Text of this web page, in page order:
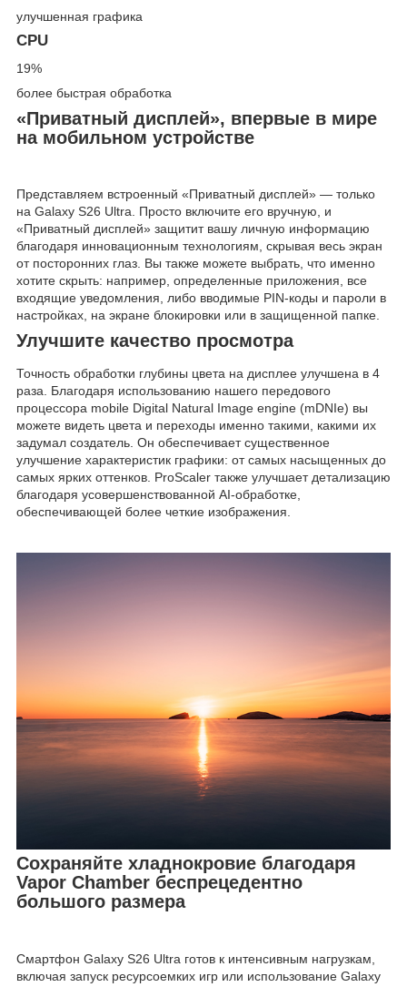
улучшенная графика
CPU
19%
более быстрая обработка
«Приватный дисплей», впервые в мире
на мобильном устройстве
Представляем встроенный «Приватный дисплей» — только
на Galaxy S26 Ultra. Просто включите его вручную, и
«Приватный дисплей» защитит вашу личную информацию
благодаря инновационным технологиям, скрывая весь экран
от посторонних глаз. Вы также можете выбрать, что именно
хотите скрыть: например, определенные приложения, все
входящие уведомления, либо вводимые PIN-коды и пароли в
настройках, на экране блокировки или в защищенной папке.
Улучшите качество просмотра
Точность обработки глубины цвета на дисплее улучшена в 4
раза. Благодаря использованию нашего передового
процессора mobile Digital Natural Image engine (mDNIe) вы
можете видеть цвета и переходы именно такими, какими их
задумал создатель. Он обеспечивает существенное
улучшение характеристик графики: от самых насыщенных до
самых ярких оттенков. ProScaler также улучшает детализацию
благодаря усовершенствованной AI-обработке,
обеспечивающей более четкие изображения.
Сохраняйте хладнокровие благодаря
Vapor Chamber беспрецедентно
большого размера
Смартфон Galaxy S26 Ultra готов к интенсивным нагрузкам,
включая запуск ресурсоемких игр или использование Galaxy